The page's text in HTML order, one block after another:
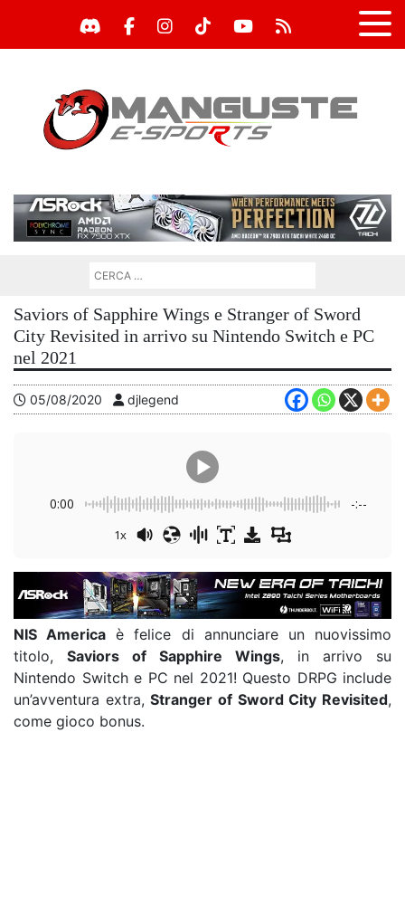
Saviors of Sapphire Wings e Stranger of Sword
City Revisited in arrivo su Nintendo Switch e PC
nel 2021
05/08/2020 djlegend
0:00 -:--
1x
NIS America è felice di annunciare un nuovissimo
titolo, Saviors of Sapphire Wings, in arrivo su
Nintendo Switch e PC nel 2021! Questo DRPG include
un’avventura extra,Stranger of Sword City Revisited,
come gioco bonus.